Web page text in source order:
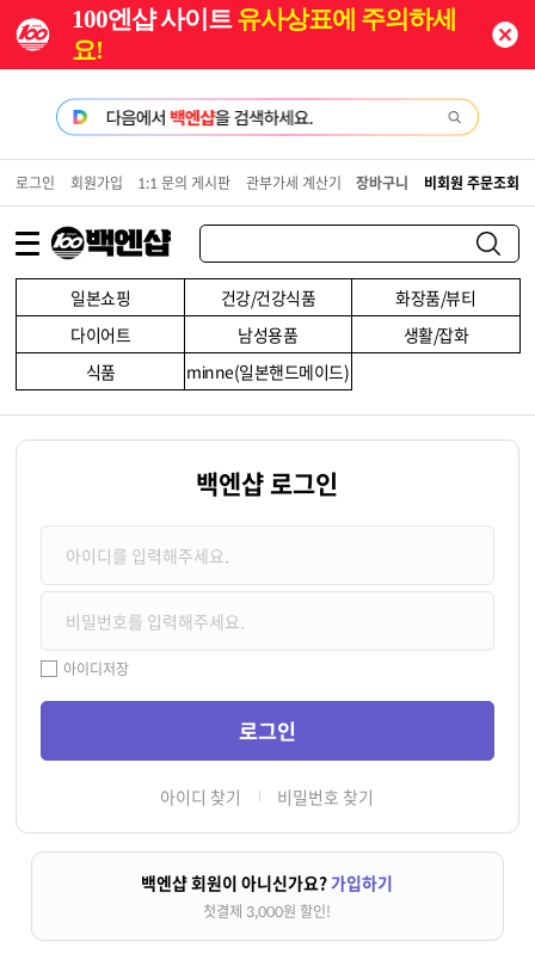
100엔샵 사이트유사상표에 주의하세
요!
일본쇼핑 건강/건강식품
화장품/뷰티
다이어트
남성용품
생활/잡화
식품
minne(일본핸드메이드)
로그인 회원가입 1:1 문의 게시판 관부가세 계산기 장바구니 비회원 주문조회
백엔샵 로그인
아이디저장
아이디 찾기 비밀번호 찾기
백엔샵 회원이 아니신가요?가입하기
첫결제 3,000원 할인!